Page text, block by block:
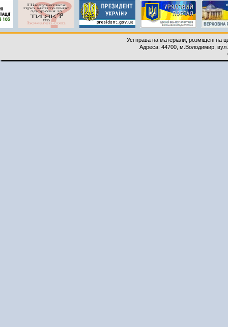
Усі права на матеріали, розміщені на
Адреса: 44700, м.Володимир,